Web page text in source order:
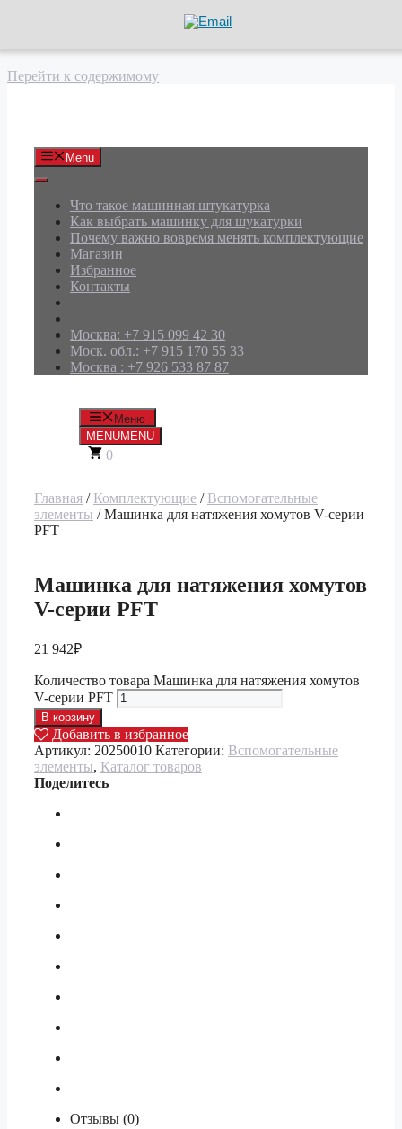
Перейти к содержимому
Menu
Что такое машинная штукатурка
Как выбрать машинку для шукатурки
Почему важно вовремя менять комплектующие
Магазин
Избранное
Контакты
Москва: +7 915 099 42 30
Моск. обл.: +7 915 170 55 33
Москва : +7 926 533 87 87
Меню
MENUMENU
0
Главная / Комплектующие / Вспомогательные
элементы / Машинка для натяжения хомутов V-серии
PFT
Машинка для натяжения хомутов
V-серии PFT
21 942₽
Количество товара Машинка для натяжения хомутов
V-серии PFT
В корзину
Добавить в избранное
Артикул: 20250010 Категории: Вспомогательные
элементы, Каталог товаров
Поделитесь
Отзывы (0)